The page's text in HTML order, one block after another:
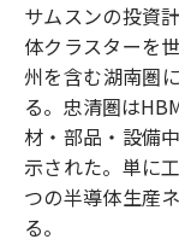
サムスンの投資
体クラスターを
州を含む湖南圏
る。忠清圏は
材・部品・設備
示された。単に
つの半導体生産
る。